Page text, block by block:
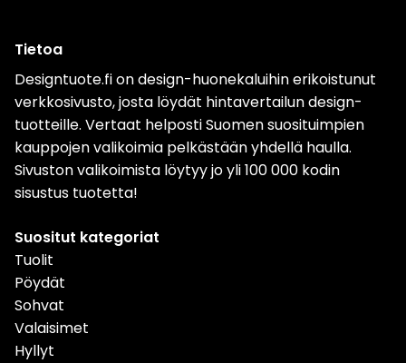
Tietoa
Designtuote.fi on design-huonekaluihin erikoistunut
verkkosivusto, josta löydät hintavertailun design-
tuotteille. Vertaat helposti Suomen suosituimpien
kauppojen valikoimia pelkästään yhdellä haulla.
Sivuston valikoimista löytyy jo yli 100 000 kodin
sisustus tuotetta!
Suositut kategoriat
Tuolit
Pöydät
Sohvat
Valaisimet
Hyllyt